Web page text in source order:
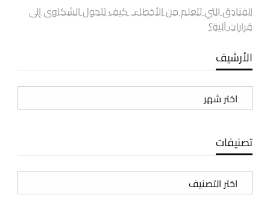
الفنادق التي تتعلم من الأخطاء.. كيف تتحول الشكاوى إلى
قرارات آلية؟
الأرشيف
الأرشيف
تصنيفات
تصنيفات